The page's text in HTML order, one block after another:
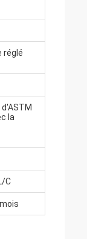
réglé
la
C